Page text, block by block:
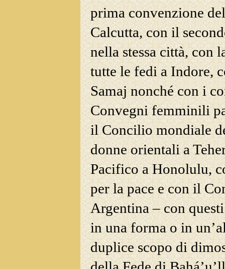
prima convenzione
Calcutta, con il
nella stessa città, con
tutte le fedi a Indore,
Samaj nonché con i
Convegni femminili
il Concilio mondiale
donne orientali a
Pacifico a Honolulu,
per la pace e con il
Argentina – con
in una forma o in
duplice scopo di